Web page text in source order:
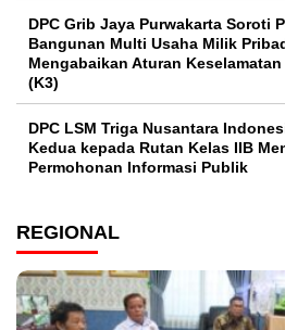
DPC Grib Jaya Purwakarta Soroti
Bangunan Multi Usaha Milik
Mengabaikan Aturan
(K3)
DPC LSM Triga Nusantara
Kedua kepada Rutan Kelas IIB
Permohonan Informasi Publik
REGIONAL